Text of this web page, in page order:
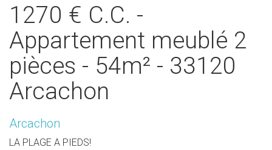
1270 € C.C. -
Appartement meublé 2
pièces - 54m² - 33120
Arcachon
Arcachon
LA PLAGE A PIEDS!